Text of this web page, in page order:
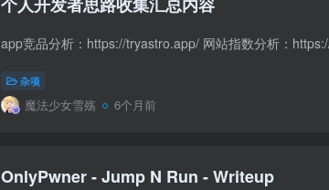
个人开发者思路收集汇总内容
杂项
魔法少女雪殇 6个月前
OnlyPwner - Jump N Run - Writeup